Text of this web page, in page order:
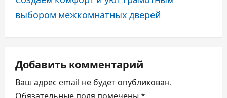
г
ц
и
выбором межкомнатных дверей
Добавить комментарий
Ваш адрес email не будет опубликован.